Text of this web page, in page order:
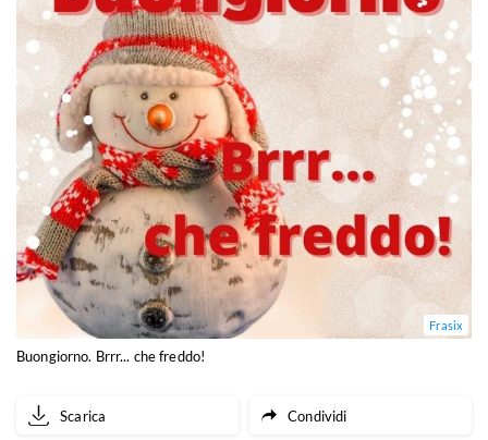
Frasix
Buongiorno. Brrr... che freddo!
Scarica Condividi